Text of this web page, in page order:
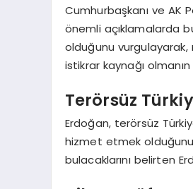
Cumhurbaşkanı ve AK
önemli açıklamalarda
olduğunu vurgulayarak,
istikrar kaynağı
Terörsüz
Erdoğan, terörsüz
hizmet etmek olduğunu
bulacaklarını belirten